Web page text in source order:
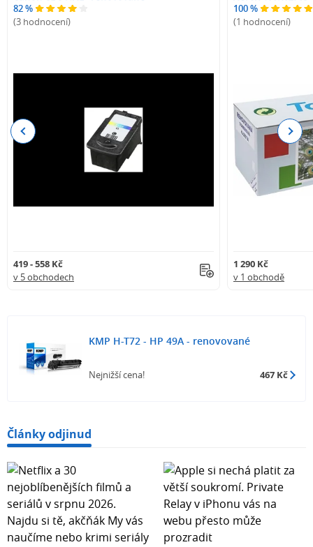
82 %
(3 hodnocení)
419 - 558 Kč
v 5 obchodech
100 %
(1 hodnocení)
1 290 Kč
v 1 obchodě
Previous Next
KMP H-T72 - HP 49A - renovované
Nejnižší cena! 467 Kč
Články odjinud